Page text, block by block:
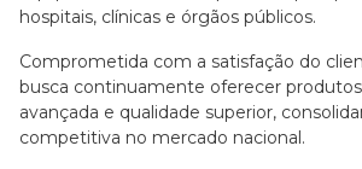
hospitais, clínicas e órgãos públicos.
Comprometida com a satisfação do
busca continuamente oferecer
avançada e qualidade superior,
competitiva no mercado nacional.